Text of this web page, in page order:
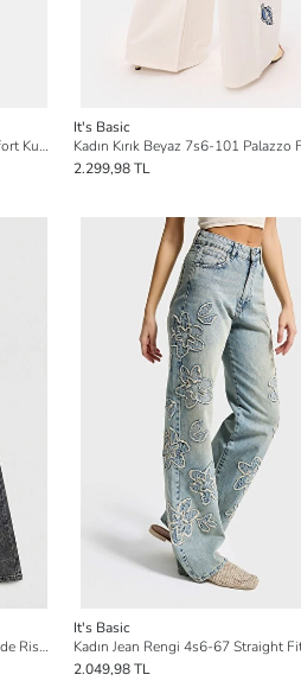
Kadın Jean Renk 4s6-32 Maxi Komfort Kumaş Arkadan Yırtmaçlı Denim Etek
It's Basic
2.299,98 TL
Kadın Jean Füme 4s6-14 SLN05 Mide Rise Flare Fit Süper Esnek Kumaş İç Boy 83cm Denim Jean
It's Basic
2.049,98 TL